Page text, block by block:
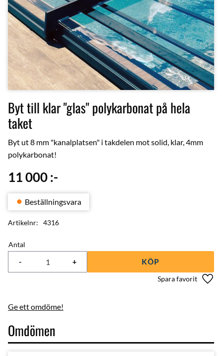
Byt till klar "glas" polykarbonat på hela
taket
Byt ut 8 mm "kanalplatsen" i takdelen mot solid, klar, 4mm
polykarbonat!
11 000:-
Antal
+
- KÖP
Beställningsvara
Artikelnr 4316
Ge ett omdöme!
Omdömen